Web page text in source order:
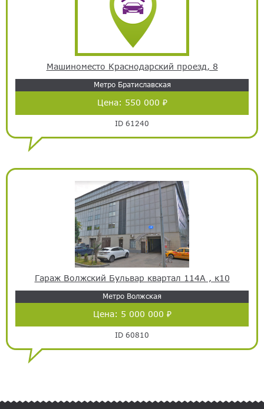
Машиноместо Краснодарский проезд, 8
Метро Братиславская
Цена: 550 000 ₽
ID 61240
Гараж Волжский Бульвар квартал 114А , к10
Метро Волжская
Цена: 5 000 000 ₽
ID 60810